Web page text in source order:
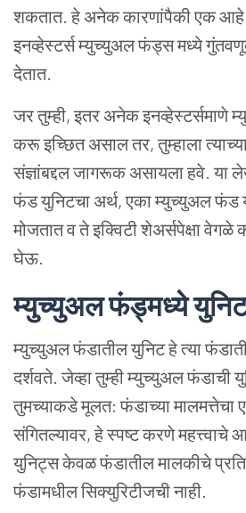
शकतात. हे अनेक कारणांपैकी एक
इनव्हेस्टर्स म्युच्युअल फंड्स मध्ये
देतात.
जर तुम्ही, इतर अनेक
करू इच्छित असाल तर, तुम्हाला
संज्ञांबद्दल जागरूक असायला हवे.
फंड युनिटचा अर्थ, एका म्युच्युअल फंड
मोजतात व ते इक्विटी शेअर्सपेक्षा
घेऊ.
म्युच्युअल फंड्मध्ये
म्युच्युअल फंडातील युनिट हे त्या
दर्शवते. जेव्हा तुम्ही म्युच्युअल फंडाची
तुमच्याकडे मूलत: फंडाच्या मालमत्तेचा
संगितल्यावर, हे स्पष्ट करणे
युनिट्स केवळ फंडातील मालकीचे
फंडामधील सिक्युरिटीजची नाही.